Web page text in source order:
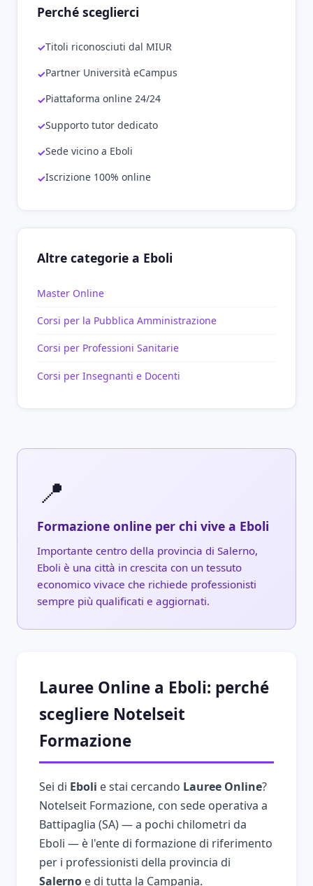
📍
Formazione online per chi vive a Eboli
Importante centro della provincia di Salerno,
Eboli è una città in crescita con un tessuto
economico vivace che richiede professionisti
sempre più qualificati e aggiornati.
Lauree Online a Eboli: perché
scegliere Notelseit
Formazione
Sei di Eboli e stai cercando Lauree Online?
Notelseit Formazione, con sede operativa a
Battipaglia (SA) — a pochi chilometri da
Eboli — è l'ente di formazione di riferimento
per i professionisti della provincia di
Salerno e di tutta la Campania.
Perché sceglierci
Titoli riconosciuti dal MIUR
Partner Università eCampus
Piattaforma online 24/24
Supporto tutor dedicato
Sede vicino a Eboli
Iscrizione 100% online
Altre categorie a Eboli
Master Online
Corsi per la Pubblica Amministrazione
Corsi per Professioni Sanitarie
Corsi per Insegnanti e Docenti